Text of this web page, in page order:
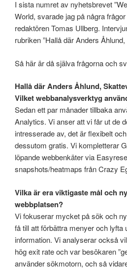
I sista numret av nyhetsbrevet
World, svarade jag på några
redaktören Tomas Ullberg.
rubriken ”Hallå där Anders
Så här är då själva frågorna och
Hallå där Anders Åhlund,
Vilket webbanalysverktyg
Sedan ett par månader tillbaka
Analytics. Vi anser att vi får ut de
intresserade av, det är flexibelt
dessutom gratis. Vi kompletterar
löpande webbenkäter via
snapshots/heatmaps från Crazy
Vilka är era viktigaste mål och
webbplatsen?
Vi fokuserar mycket på sök och
få till att förbättra menyer och lyfta
information. Vi analyserar också
hög exit rate och var besökaren
använder sökmotorn, och så